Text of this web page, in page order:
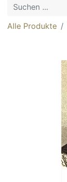
Alle Produkte